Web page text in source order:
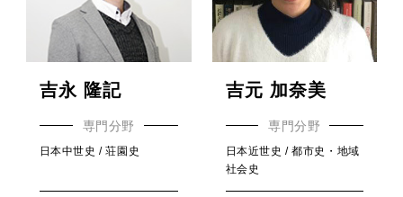
吉永 隆記
専門分野
日本中世史 / 荘園史
吉元 加奈美
専門分野
日本近世史 / 都市史・地域
社会史